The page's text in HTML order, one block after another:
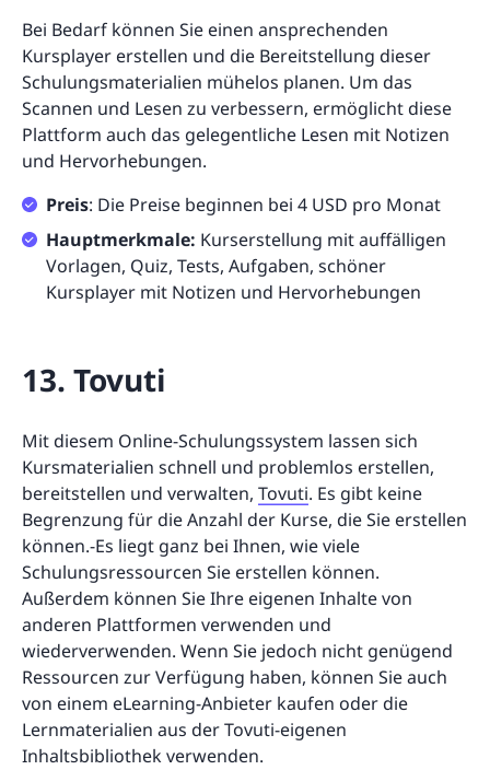
Bei Bedarf können Sie einen ansprechenden
Kursplayer erstellen und die Bereitstellung dieser
Schulungsmaterialien mühelos planen. Um das
Scannen und Lesen zu verbessern, ermöglicht diese
Plattform auch das gelegentliche Lesen mit Notizen
und Hervorhebungen.
Preis: Die Preise beginnen bei 4 USD pro Monat
Hauptmerkmale: Kurserstellung mit auffälligen
Vorlagen, Quiz, Tests, Aufgaben, schöner
Kursplayer mit Notizen und Hervorhebungen
13. Tovuti
Mit diesem Online-Schulungssystem lassen sich
Kursmaterialien schnell und problemlos erstellen,
bereitstellen und verwalten, Tovuti. Es gibt keine
Begrenzung für die Anzahl der Kurse, die Sie erstellen
können.-Es liegt ganz bei Ihnen, wie viele
Schulungsressourcen Sie erstellen können.
Außerdem können Sie Ihre eigenen Inhalte von
anderen Plattformen verwenden und
wiederverwenden. Wenn Sie jedoch nicht genügend
Ressourcen zur Verfügung haben, können Sie auch
von einem eLearning-Anbieter kaufen oder die
Lernmaterialien aus der Tovuti-eigenen
Inhaltsbibliothek verwenden.